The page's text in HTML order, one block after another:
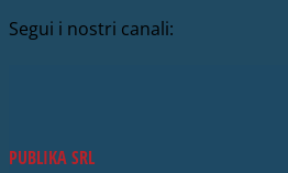
Segui i nostri canali:
PUBLIKA SRL